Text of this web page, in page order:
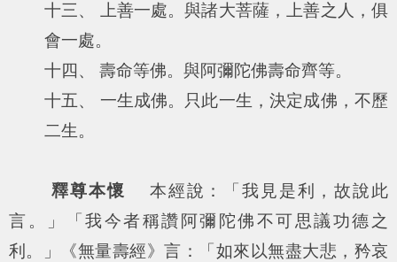
十三、 上善一處。與諸大菩薩，上善之人，俱
會一處。
十四、 壽命等佛。與阿彌陀佛壽命齊等。
十五、 一生成佛。只此一生，決定成佛，不歷
二生。
釋尊本懷 本經說：「我見是利，故說此
言。
」「我今者稱讚阿彌陀佛不可思議功德之
利。
」《無量壽經》言：「 如來以無盡大悲，矜哀